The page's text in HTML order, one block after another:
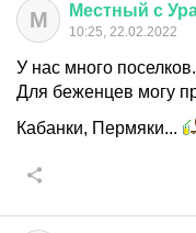
М Местный с
10:25, 22.02.2022
У нас много поселков.
Для беженцев могу
Кабанки, Пермяки...